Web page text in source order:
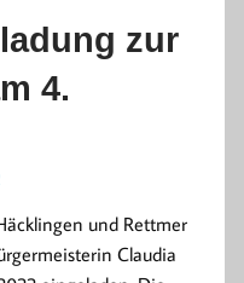
zur
4.
und Rettmer
Claudia